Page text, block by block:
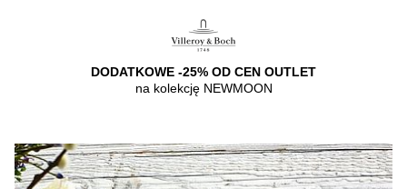
DODATKOWE -25% OD CEN OUTLET
na kolekcję NEWMOON